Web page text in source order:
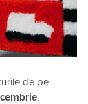
de pe
.